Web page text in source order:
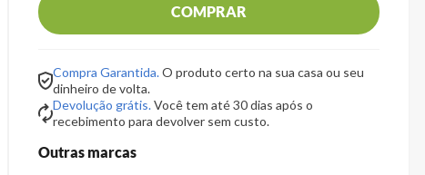
COMPRAR
Compra Garantida.O produto certo na sua casa ou seu
dinheiro de volta.
Devolução grátis.Você tem até 30 dias após o
recebimento para devolver sem custo.
Outras marcas